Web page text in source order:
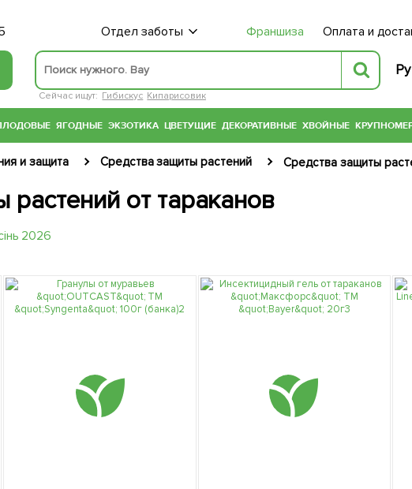
Отдел заботы Франшиза Оплата и
Сейчас ищут: Гибискус Кипарисовик
Ру
ЯГОДНЫЕ ЭКЗОТИКА ЦВЕТУЩИЕ ДЕКОРАТИВНЫЕ ХВОЙНЫЕ
и защита Средства защиты растений Средства защиты
от тараканов